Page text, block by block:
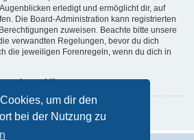
um dir den
bei der Nutzung zu
erledigt und ermöglicht dir, auf
Die Board-Administration kann registrierten
zuweisen. Beachte bitte unsere
verwandten Regelungen, bevor du dich
die jeweiligen Forenregeln, wenn du dich in